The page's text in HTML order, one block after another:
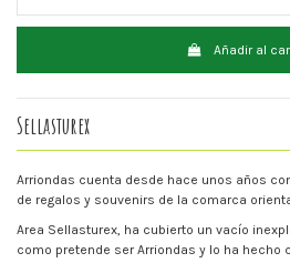
Añadir al
Sellasturex
Arriondas cuenta desde hace unos años
de regalos y souvenirs de la comarca
Area Sellasturex, ha cubierto un vacío
como pretende ser Arriondas y lo ha hecho